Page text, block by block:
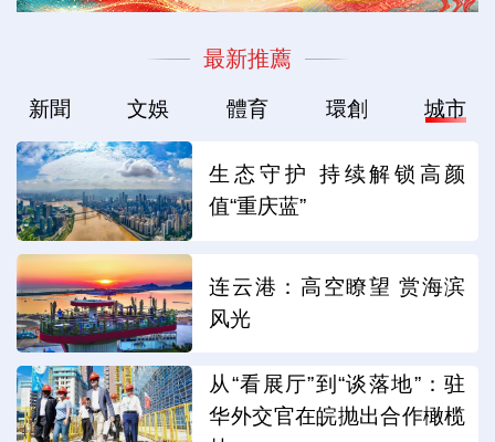
最新推薦
新聞 文娛 體育 環創 城市
生态守护 持续解锁高颜
值“重庆蓝”
连云港：高空瞭望 赏海滨
风光
从“看展厅”到“谈落地”：驻
华外交官在皖抛出合作橄榄